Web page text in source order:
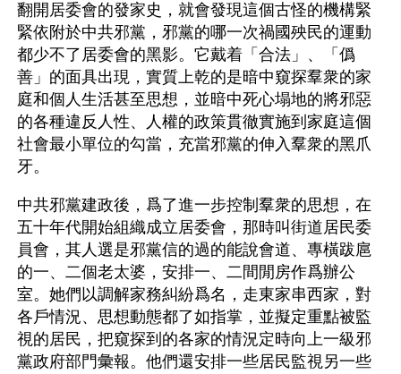
翻開居委會的發家史，就會發現這個古怪的機構緊
緊依附於中共邪黨，邪黨的哪一次禍國殃民的運動
都少不了居委會的黑影。它戴着「合法」、「僞
善」的面具出現，實質上乾的是暗中窺探羣衆的家
庭和個人生活甚至思想，並暗中死心塌地的將邪惡
的各種違反人性、人權的政策貫徹實施到家庭這個
社會最小單位的勾當，充當邪黨的伸入羣衆的黑爪
牙。
中共邪黨建政後，爲了進一步控制羣衆的思想，在
五十年代開始組織成立居委會，那時叫街道居民委
員會，其人選是邪黨信的過的能說會道、專橫跋扈
的一、二個老太婆，安排一、二間閒房作爲辦公
室。她們以調解家務糾紛爲名，走東家串西家，對
各戶情況、思想動態都了如指掌，並擬定重點被監
視的居民，把窺探到的各家的情況定時向上一級邪
黨政府部門彙報。他們還安排一些居民監視另一些